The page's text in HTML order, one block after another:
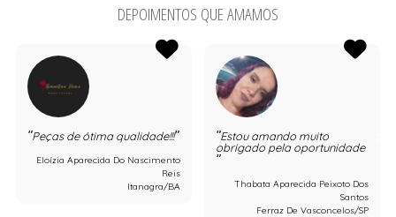
DEPOIMENTOS QUE AMAMOS
Peças de ótima qualidade!!!
Eloízia Aparecida Do Nascimento
Reis
Itanagra/BA
Estou amando muito
obrigado pela oportunidade
Thabata Aparecida Peixoto Dos
Santos
Ferraz De Vasconcelos/SP